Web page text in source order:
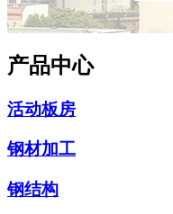
产品中心
活动板房
钢材加工
钢结构